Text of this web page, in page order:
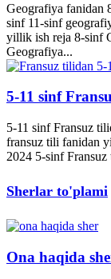
Geografiya fanidan
sinf 11-sinf
yillik ish reja 8-sinf
Geografiya...
5-11 sinf
5-11 sinf Fransuz
fransuz tili fanidan
2024 5-sinf
Sherlar to'plami
Ona haqida